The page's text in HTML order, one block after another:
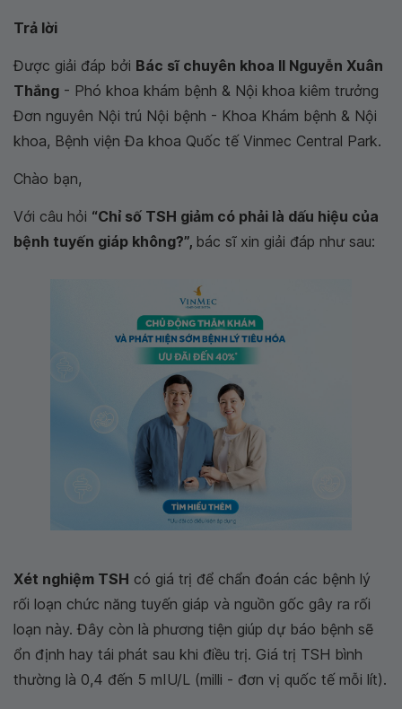
Trả lời
Được giải đáp bởi Bác sĩ chuyên khoa II Nguyễn Xuân
Thắng - Phó khoa khám bệnh & Nội khoa kiêm trưởng
Đơn nguyên Nội trú Nội bệnh - Khoa Khám bệnh & Nội
khoa, Bệnh viện Đa khoa Quốc tế Vinmec Central Park.
Chào bạn,
Với câu hỏi “Chỉ số TSH giảm có phải là dấu hiệu của
bệnh tuyến giáp không?”, bác sĩ xin giải đáp như sau:
Xét nghiệm TSH có giá trị để chẩn đoán các bệnh lý
rối loạn chức năng tuyến giáp và nguồn gốc gây ra rối
loạn này. Đây còn là phương tiện giúp dự báo bệnh sẽ
ổn định hay tái phát sau khi điều trị. Giá trị TSH bình
thường là 0,4 đến 5 mIU/L (milli - đơn vị quốc tế mỗi lít).